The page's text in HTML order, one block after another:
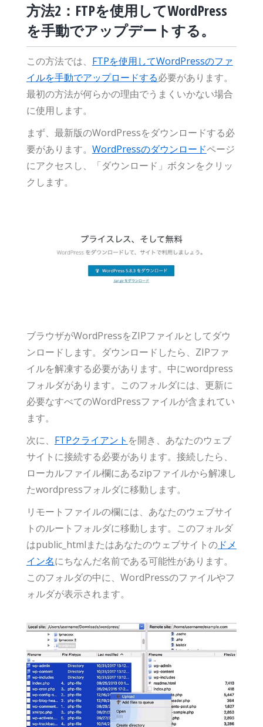
方法2：FTPを使用してWordPress
を手動でアップデートする。
この方法では、 FTPを使用してWordPressのファ
イルを手動でアップロードする必要があります。
最初の方法が何らかの理由でうまくいかない場合
に使用します。
まず、最新版のWordPressをダウンロードする必
要があります。 WordPressのダウンロードページ
にアクセスし、「ダウンロード」ボタンをクリッ
クします。
ブラウザがWordPressをZIPファイルとしてダウ
ンロードします。ダウンロードしたら、ZIPファ
イルを解凍する必要があります。中にwordpress
フォルダがあります。このフォルダには、更新に
必要なすべてのWordPressファイルが含まれてい
ます。
次に、 FTPクライアント を開き、あなたのウェブ
サイトに接続する必要があります。接続したら、
ローカルファイル欄にあるzipファイルから解凍し
たwordpressフォルダに移動します。
リモートファイルの欄には、あなたのウェブサイ
トのルートフォルダに移動します。このフォルダ
はpublic_htmlまたはあなたのウェブサイトのドメ
イン名にちなんだ名前である可能性があります。
このフォルダの中に、WordPressのファイルやフ
ォルダが表示されます。